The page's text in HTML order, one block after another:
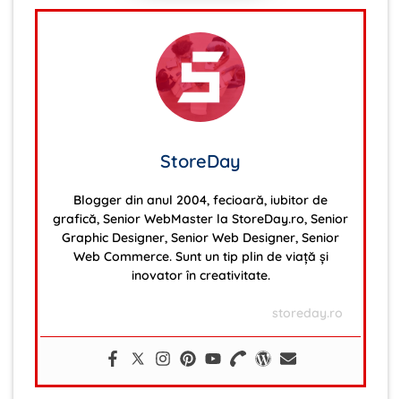
StoreDay
Blogger din anul 2004, fecioară, iubitor de
grafică, Senior WebMaster la StoreDay.ro, Senior
Graphic Designer, Senior Web Designer, Senior
Web Commerce. Sunt un tip plin de viață și
inovator în creativitate.
storeday.ro